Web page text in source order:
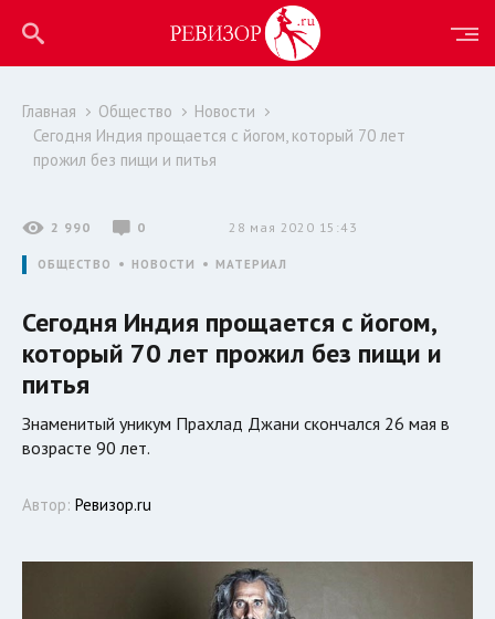
Главная Общество
Новости
Сегодня Индия прощается с йогом, который 70 лет
прожил без пищи и питья
2 990 0 28 мая 2020 15:43
ОБЩЕСТВО НОВОСТИ МАТЕРИАЛ
Сегодня Индия прощается с йогом,
который 70 лет прожил без пищи и
питья
Знаменитый уникум Прахлад Джани скончался 26 мая в
возрасте 90 лет.
Автор: Ревизор.ru